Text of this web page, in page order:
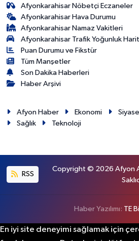
Afyonkarahisar Nöbetçi Eczaneler
Afyonkarahisar Hava Durumu
Afyonkarahisar Namaz Vakitleri
Afyonkarahisar Trafik Yoğunluk
Puan Durumu ve Fikstür
Tüm Manşetler
Son Dakika Haberleri
Haber Arşivi
Afyon Haber Ekonomi
Sağlık
Teknoloji
RSS
Copyright © 2026 Afyon
Haber Yazılımı: TE
En iyi site deneyimi sağlamak için